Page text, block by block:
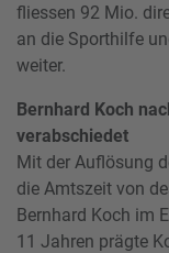
fliessen 92 Mio.
an die Sporthilfe
weiter.
Bernhard Koch
verabschiedet
Mit der Auflösung
die Amtszeit von
Bernhard Koch im
11 Jahren prägte